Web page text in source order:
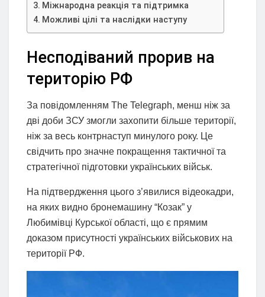
Міжнародна реакція та підтримка
Можливі цілі та наслідки наступу
Несподіваний прорив на
територію РФ
За повідомленням The Telegraph, менш ніж за
дві доби ЗСУ змогли захопити більше території,
ніж за весь контрнаступ минулого року. Це
свідчить про значне покращення тактичної та
стратегічної підготовки українських військ.
На підтвердження цього з’явилися відеокадри,
на яких видно бронемашину “Козак” у
Любимівці Курської області, що є прямим
доказом присутності українських військових на
території РФ.